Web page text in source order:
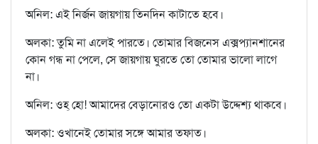
অনিল: এই নির্জন জায়গায় তিনদিন কাটাতে হবে।
অলকা: তুমি না এলেই পারতে। তোমার বিজনেস এক্সপ্যানশানের
কোন গন্ধ না পেলে, সে জায়গায় ঘুরতে তো তোমার ভালো লাগে
না।
অনিল: ওহ্‌ হো! আমাদের বেড়ানোরও তো একটা উদ্দেশ্য থাকবে।
অলকা: ওখানেই তোমার সঙ্গে আমার তফাত।